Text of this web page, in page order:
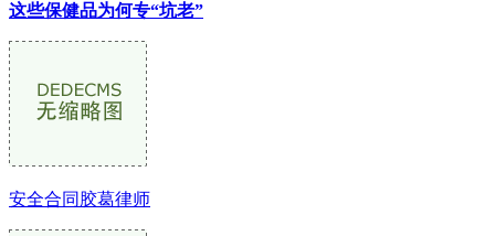
这些保健品为何专“坑老”
安全合同胶葛律师